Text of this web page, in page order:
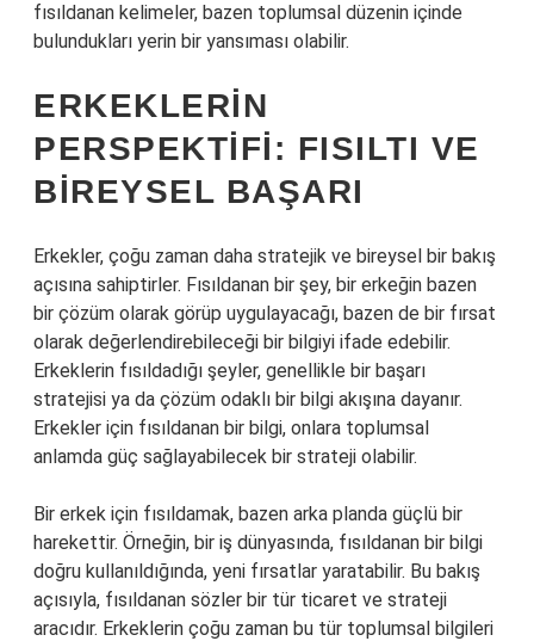
fısıldanan kelimeler, bazen toplumsal düzenin içinde
bulundukları yerin bir yansıması olabilir.
ERKEKLERIN
PERSPEKTIFI: FISILTI VE
BIREYSEL BAŞARI
Erkekler, çoğu zaman daha stratejik ve bireysel bir bakış
açısına sahiptirler. Fısıldanan bir şey, bir erkeğin bazen
bir çözüm olarak görüp uygulayacağı, bazen de bir fırsat
olarak değerlendirebileceği bir bilgiyi ifade edebilir.
Erkeklerin fısıldadığı şeyler, genellikle bir başarı
stratejisi ya da çözüm odaklı bir bilgi akışına dayanır.
Erkekler için fısıldanan bir bilgi, onlara toplumsal
anlamda güç sağlayabilecek bir strateji olabilir.
Bir erkek için fısıldamak, bazen arka planda güçlü bir
harekettir. Örneğin, bir iş dünyasında, fısıldanan bir bilgi
doğru kullanıldığında, yeni fırsatlar yaratabilir. Bu bakış
açısıyla, fısıldanan sözler bir tür ticaret ve strateji
aracıdır. Erkeklerin çoğu zaman bu tür toplumsal bilgileri